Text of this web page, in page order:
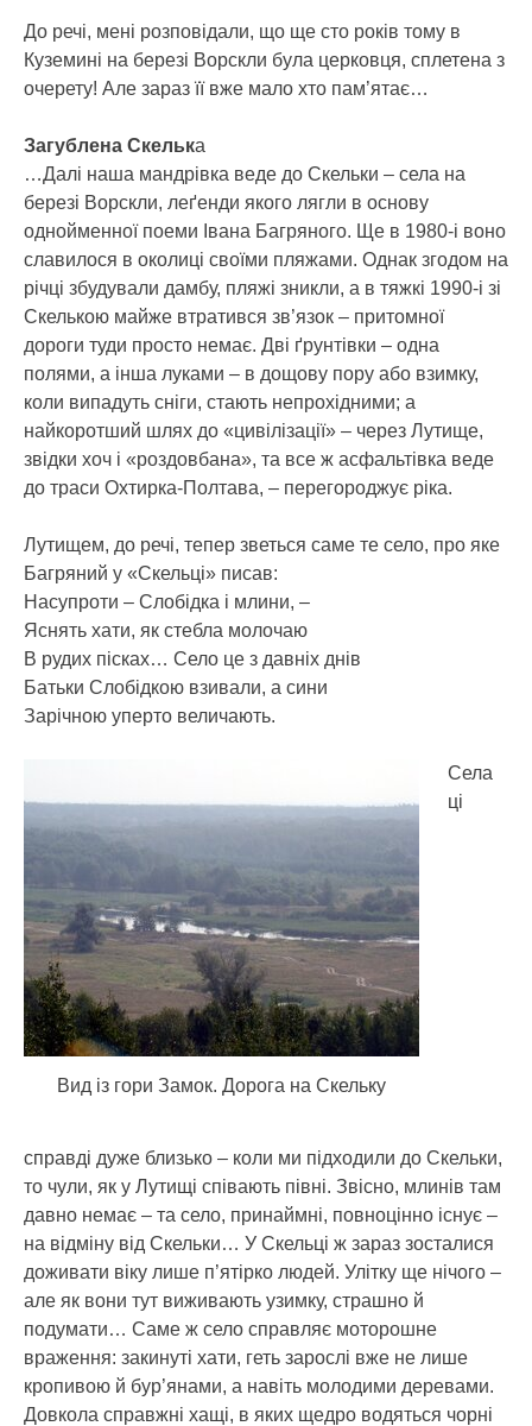
До речі, мені розповідали, що ще сто років тому в
Куземині на березі Ворскли була церковця, сплетена з
очерету! Але зараз її вже мало хто пам’ятає…
Загублена Скелька
…Далі наша мандрівка веде до Скельки – села на
березі Ворскли, леґенди якого лягли в основу
однойменної поеми Івана Багряного. Ще в 1980-і воно
славилося в околиці своїми пляжами. Однак згодом на
річці збудували дамбу, пляжі зникли, а в тяжкі 1990-і зі
Скелькою майже втратився зв’язок – притомної
дороги туди просто немає. Дві ґрунтівки – одна
полями, а інша луками – в дощову пору або взимку,
коли випадуть сніги, стають непрохідними; а
найкоротший шлях до «цивілізації» – через Лутище,
звідки хоч і «роздовбана», та все ж асфальтівка веде
до траси Охтирка-Полтава, – перегороджує ріка.
Лутищем, до речі, тепер зветься саме те село, про яке
Багряний у «Скельці» писав:
Насупроти – Слобідка і млини, –
Яснять хати, як стебла молочаю
В рудих пісках… Село це з давніх днів
Батьки Слобідкою взивали, а сини
Зарічною уперто величають.
Вид із гори Замок. Дорога на Скельку
Села
ці
справді дуже близько – коли ми підходили до Скельки,
то чули, як у Лутищі співають півні. Звісно, млинів там
давно немає – та село, принаймні, повноцінно існує –
на відміну від Скельки… У Скельці ж зараз зосталися
доживати віку лише п’ятірко людей. Улітку ще нічого –
але як вони тут виживають узимку, страшно й
подумати… Саме ж село справляє моторошне
враження: закинуті хати, геть зарослі вже не лише
кропивою й бур’янами, а навіть молодими деревами.
Довкола справжні хащі, в яких щедро водяться чорні